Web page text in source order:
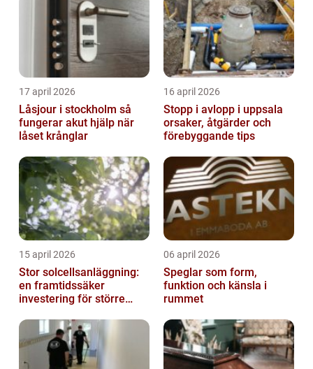
17 april 2026
Låsjour i stockholm så
fungerar akut hjälp när
låset krånglar
16 april 2026
Stopp i avlopp i uppsala
orsaker, åtgärder och
förebyggande tips
15 april 2026
Stor solcellsanläggning:
en framtidssäker
investering för större
06 april 2026
Speglar som form,
funktion och känsla i
rummet